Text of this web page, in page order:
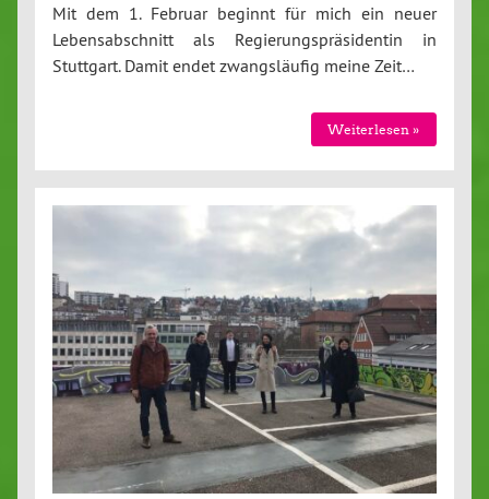
Mit dem 1. Februar beginnt für mich ein neuer
Lebensabschnitt als Regierungspräsidentin in
Stuttgart. Damit endet zwangsläufig meine Zeit…
Weiterlesen »